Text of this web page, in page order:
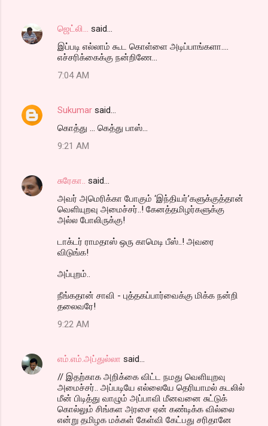
ஜெட்லி...
said…
இப்படி எல்லாம் கூட கொள்ளை அடிப்பாங்களா....
எச்சரிக்கைக்கு நன்றிணே...
7:04 AM
Sukumar said…
கொத்து ... கெத்து பாஸ்...
9:21 AM
சுரேகா..
said…
அவர் அமெரிக்கா போகும் ‘இந்தியர்’களுக்குத்தான்
வெளியுறவு அமைச்சர்..! கேனத்தமிழர்களுக்கு
அல்ல போலிருக்கு!
டாக்டர் ராமதாஸ் ஒரு காமெடி பீஸ்..! அவரை
விடுங்க!
அப்புறம்..
நீங்கதான் சாவி - புத்தகப்பார்வைக்கு மிக்க நன்றி
தலைவரே!
9:22 AM
எம்.எம்.அப்துல்லா said…
// இதற்காக அறிக்கை விட்ட நமது வெளியுறவு
அமைச்சர்.. அப்படியே எல்லையே தெரியாமல் கடலில்
மீன் பிடித்து வாழும் அப்பாவி மீனவனை சுட்டுக்
கொல்லும் சிங்கள அரசை ஏன் கண்டிக்க வில்லை
என்று தமிழக மக்கள் கேள்வி கேட்பது சரிதானே